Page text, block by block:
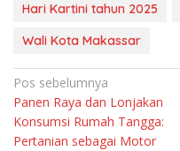
Hari Kartini tahun 2025
Wali Kota Makassar
Navigasi
pos
Pos sebelumnya
Panen Raya dan Lonjakan
Konsumsi Rumah Tangga:
Pertanian sebagai Motor